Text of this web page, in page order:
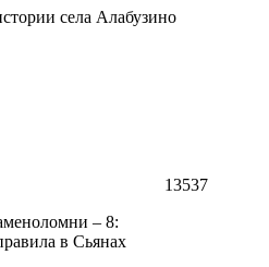
села Алабузино
13537